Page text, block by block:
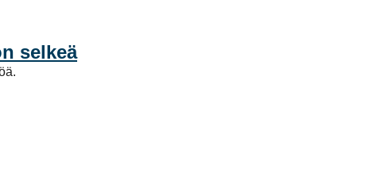
selkeä